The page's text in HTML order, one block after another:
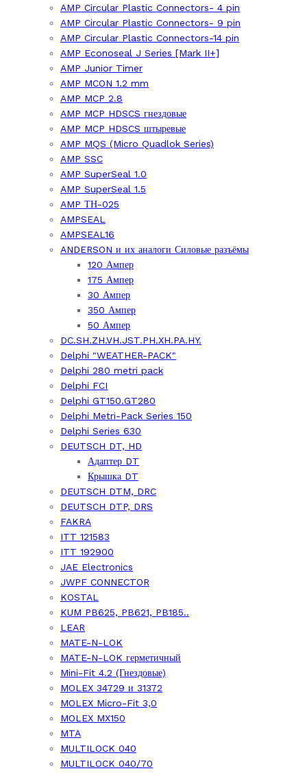
AMP Circular Plastic Connectors- 4 pin
AMP Circular Plastic Connectors- 9 pin
AMP Circular Plastic Connectors-14 pin
AMP Econoseal J Series [Mark II+]
AMP Junior Timer
AMP MCON 1.2 mm
AMP MCP 2.8
AMP MCP HDSCS гнездовые
AMP MCP HDSCS штыревые
AMP MQS (Micro Quadlok Series)
AMP SSC
AMP SuperSeal 1.0
AMP SuperSeal 1.5
AMP ТН-025
AMPSEAL
AMPSEAL16
ANDERSON и их аналоги Силовые разъёмы
120 Ампер
175 Ампер
30 Ампер
350 Ампер
50 Ампер
DC.SH.ZH.VH.JST.PH.XH.PA.HY.
Delphi "WEATHER-PACK"
Delphi 280 metri pack
Delphi FCI
Delphi GT150.GT280
Delphi Metri-Pack Series 150
Delphi Series 630
DEUTSCH DT, HD
Адаптер DT
Крышка DT
DEUTSCH DTM, DRC
DEUTSCH DTP, DRS
FAKRA
ITT 121583
ITT 192900
JAE Electronics
JWPF CONNECTOR
KOSTAL
KUM PB625, PB621, PB185..
LEAR
MATE-N-LOK
MATE-N-LOK герметичный
Mini-Fit 4.2 (Гнездовые)
MOLEX 34729 и 31372
MOLEX Micro-Fit 3,0
MOLEX MX150
MTA
MULTILOCK 040
MULTILOCK 040/70